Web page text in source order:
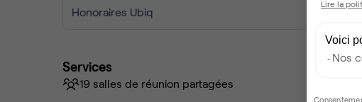
Honoraires Ubiq 0 €
Services
19 salles de réunion partagées
Lire la
Voici
Nos